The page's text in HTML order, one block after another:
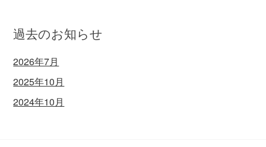
過去のお知らせ
2026年7月
2025年10月
2024年10月